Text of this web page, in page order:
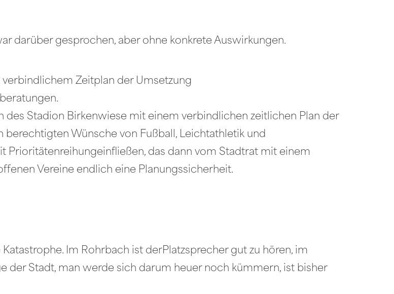
darüber gesprochen, aber ohne konkrete Auswirkungen.
Zeitplan der Umsetzung
des Stadion Birkenwiese mit einem verbindlichen zeitlichen Plan der
berechtigten Wünsche von Fußball, Leichtathletik und
Prioritätenreihungeinfließen, das dann vom Stadtrat mit einem
Vereine endlich eine Planungssicherheit.
Im Rohrbach ist derPlatzsprecher gut zu hören, im
der Stadt, man werde sich darum heuer noch kümmern, ist bisher